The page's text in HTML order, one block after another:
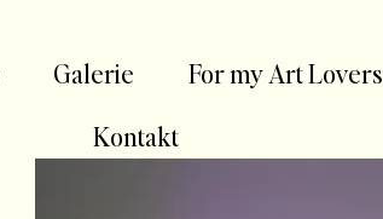
Galerie For my Art Lovers
Kontakt